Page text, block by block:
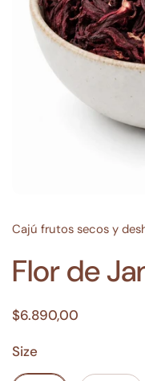
Cajú frutos secos y
Flor de
$6.890,00
Size